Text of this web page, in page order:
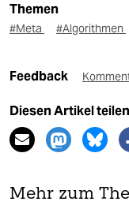
Themen
#Meta #Algorithmen
Feedback
Diesen Artikel teilen
Mehr zum